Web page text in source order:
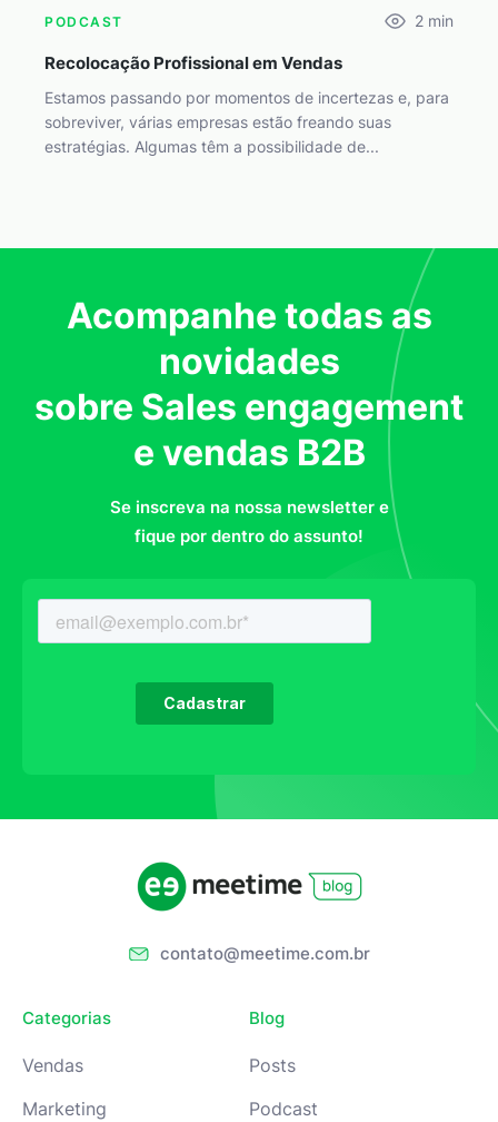
PODCAST 2 min
Recolocação Profissional em Vendas
Estamos passando por momentos de incertezas e, para
sobreviver, várias empresas estão freando suas
estratégias. Algumas têm a possibilidade de...
Acompanhe todas as
novidades
sobre Sales engagement
e vendas B2B
Se inscreva na nossa newsletter e
fique por dentro do assunto!
contato@meetime.com.br
Categorias
Vendas
Marketing
Blog
Posts
Podcast